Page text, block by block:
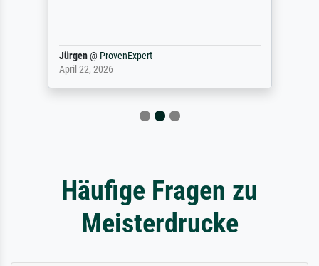
Jürgen@ ProvenExpert
April 22, 2026
Häufige Fragen zu
Meisterdrucke